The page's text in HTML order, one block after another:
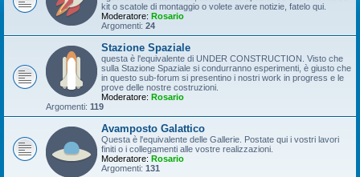
kit o scatole di montaggio o volete avere notizie, fatelo qui.
Moderatore: Rosario
Argomenti: 24
Stazione Spaziale
questa è l'equivalente di UNDER CONSTRUCTION. Visto che
sulla Stazione Spaziale si condurranno esperimenti, è giusto che
in questo sub-forum si presentino i nostri work in progress e le
prove delle nostre costruzioni.
Moderatore: Rosario
Argomenti: 119
Avamposto Galattico
Questa è l'equivalente delle Gallerie. Postate qui i vostri lavori
finiti o i collegamenti alle vostre realizzazioni.
Moderatore: Rosario
Argomenti: 131